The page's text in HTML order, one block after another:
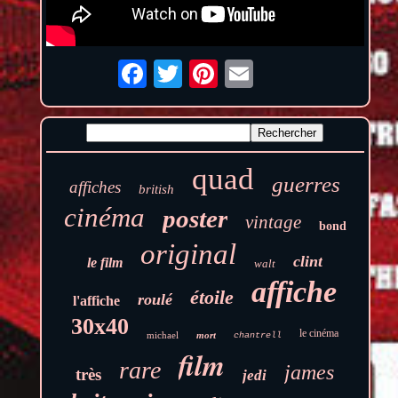
affiches british quad guerres
cinéma poster vintage bond
le film original walt clint
l'affiche roulé étoile affiche
30x40 michael mort chantrell le cinéma
très rare film jedi james